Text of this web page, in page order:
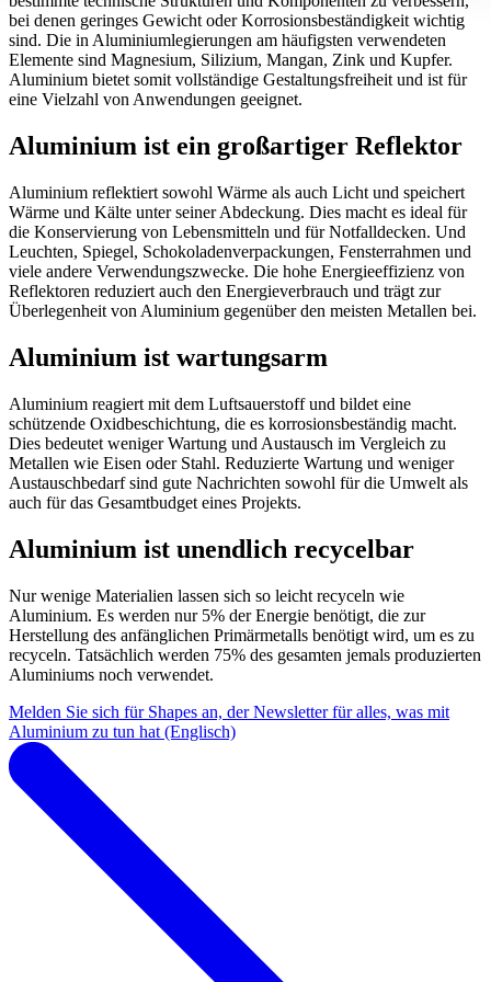
bei denen geringes Gewicht oder Korrosionsbeständigkeit wichtig
sind. Die in Aluminiumlegierungen am häufigsten verwendeten
Elemente sind Magnesium, Silizium, Mangan, Zink und Kupfer.
Aluminium bietet somit vollständige Gestaltungsfreiheit und ist für
eine Vielzahl von Anwendungen geeignet.
Aluminium ist ein großartiger Reflektor
Aluminium reflektiert sowohl Wärme als auch Licht und speichert
Wärme und Kälte unter seiner Abdeckung. Dies macht es ideal für
die Konservierung von Lebensmitteln und für Notfalldecken. Und
Leuchten, Spiegel, Schokoladenverpackungen, Fensterrahmen und
viele andere Verwendungszwecke. Die hohe Energieeffizienz von
Reflektoren reduziert auch den Energieverbrauch und trägt zur
Überlegenheit von Aluminium gegenüber den meisten Metallen bei.
Aluminium ist wartungsarm
Aluminium reagiert mit dem Luftsauerstoff und bildet eine
schützende Oxidbeschichtung, die es korrosionsbeständig macht.
Dies bedeutet weniger Wartung und Austausch im Vergleich zu
Metallen wie Eisen oder Stahl. Reduzierte Wartung und weniger
Austauschbedarf sind gute Nachrichten sowohl für die Umwelt als
auch für das Gesamtbudget eines Projekts.
Aluminium ist unendlich recycelbar
Nur wenige Materialien lassen sich so leicht recyceln wie
Aluminium. Es werden nur 5% der Energie benötigt, die zur
Herstellung des anfänglichen Primärmetalls benötigt wird, um es zu
recyceln. Tatsächlich werden 75% des gesamten jemals produzierten
Aluminiums noch verwendet.
Melden Sie sich für Shapes an, der Newsletter für alles, was mit
Aluminium zu tun hat (Englisch)